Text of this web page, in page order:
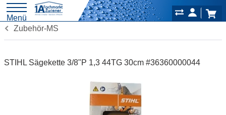
Menü
Zubehör-MS
STIHL Sägekette 3/8"P 1,3 44TG 30cm #36360000044